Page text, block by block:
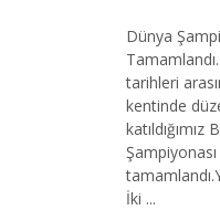
Dünya
tarihleri
kentinde
Şampiyonası
İki ...